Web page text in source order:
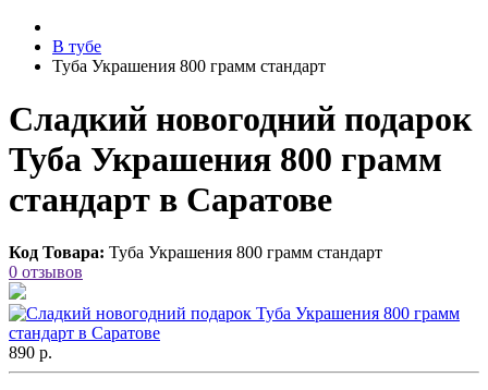
В тубе
Туба Украшения 800 грамм стандарт
Сладкий новогодний подарок
Туба Украшения 800 грамм
стандарт в Саратове
Код Товара: Туба Украшения 800 грамм стандарт
0 отзывов
890 р.